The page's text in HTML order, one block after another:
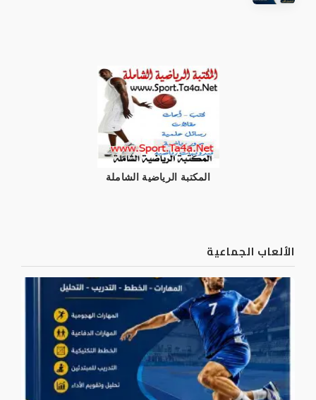
المكتبة الرياضية الشاملة
الألعاب الجماعية